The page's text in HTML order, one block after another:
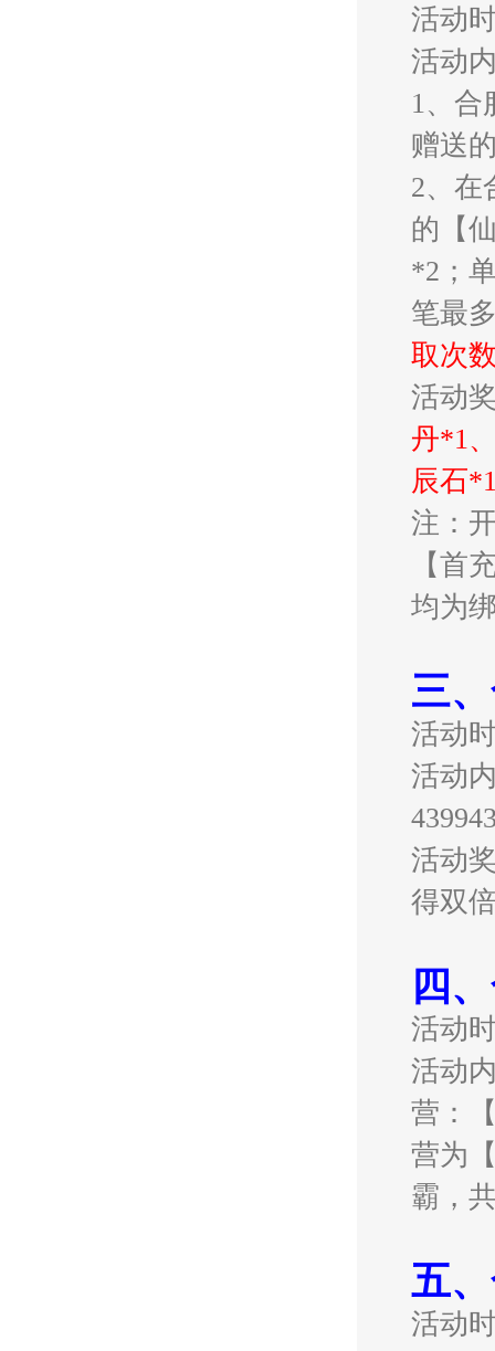
活动
活动
1、合
赠送
2、在
的【
*2；
笔最
取次
活动
丹*1
辰石
注：
【首
均为
三、
活动
活动
活动
得双
四、
活动
活动
营：
营为
霸，
五、
活动